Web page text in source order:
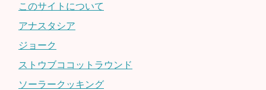
このサイトについて
アナスタシア
ジョーク
ストウブココットラウンド
ソーラークッキング